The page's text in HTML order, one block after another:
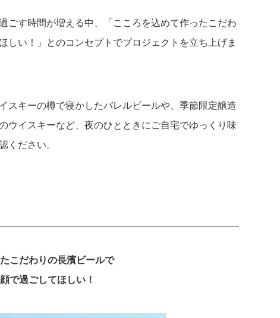
ごす時間が増える中、「こころを込めて作ったこだわ
しい！」とのコンセプトでプロジェクトを立ち上げま
スキーの樽で寝かしたバレルビールや、季節限定醸造
ウイスキーなど、夜のひとときにご自宅でゆっくり味
ください。
こだわりの長濱ビールで
で過ごしてほしい！